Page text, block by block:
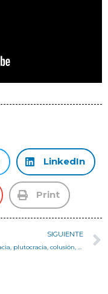
LinkedIn
Print
SIGUIENTE